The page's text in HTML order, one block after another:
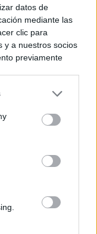
datos de
mediante las
clic para
y a nuestros socios
previamente
que algún
derecho de
se aplicarán
este sitio web o